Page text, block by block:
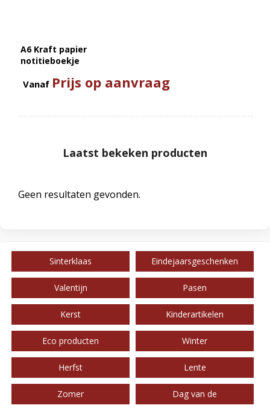
A6 Kraft papier
notitieboekje
Vanaf Prijs op aanvraag
Laatst bekeken producten
Geen resultaten gevonden.
Sinterklaas Eindejaarsgeschenken
Valentijn Pasen
Kerst Kinderartikelen
Eco producten Winter
Herfst Lente
Zomer Dag van de